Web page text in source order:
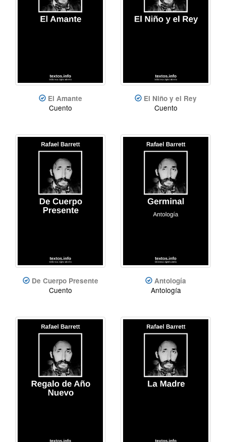
El Amante
Cuento
El Niño y el Rey
Cuento
De Cuerpo Presente
Cuento
Antología
Antología